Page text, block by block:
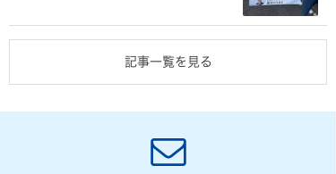
記事一覧を見る